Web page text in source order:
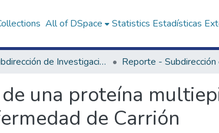
All of DSpace Statistics Estadísticas
Subdirección de Investigación en Salud
una proteína
de Carrión